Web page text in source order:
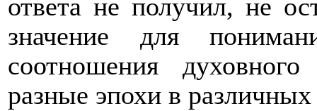
ответа не получил, не
значение для
соотношения
разные эпохи в различных